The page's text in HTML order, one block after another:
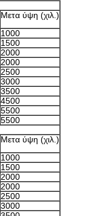
Μετα ύψη (χιλ.)
1000
1500
2000
2000
2500
3000
3500
4500
5500
5500
Μετα ύψη (χιλ.)
1000
1500
2000
2000
2500
3000